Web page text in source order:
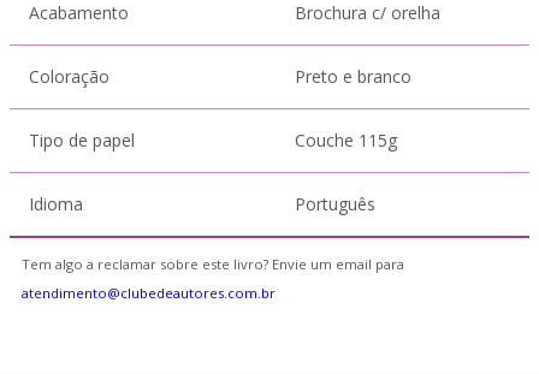
Acabamento Brochura c/ orelha
Coloração Preto e branco
Tipo de papel Couche 115g
Idioma Português
Tem algo a reclamar sobre este livro? Envie um email para
atendimento@clubedeautores.com.br